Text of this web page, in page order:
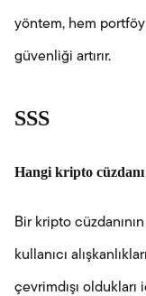
yöntem, hem
güvenliği artırır.
SSS
Hangi kripto
Bir kripto
kullanıcı
çevrimdışı